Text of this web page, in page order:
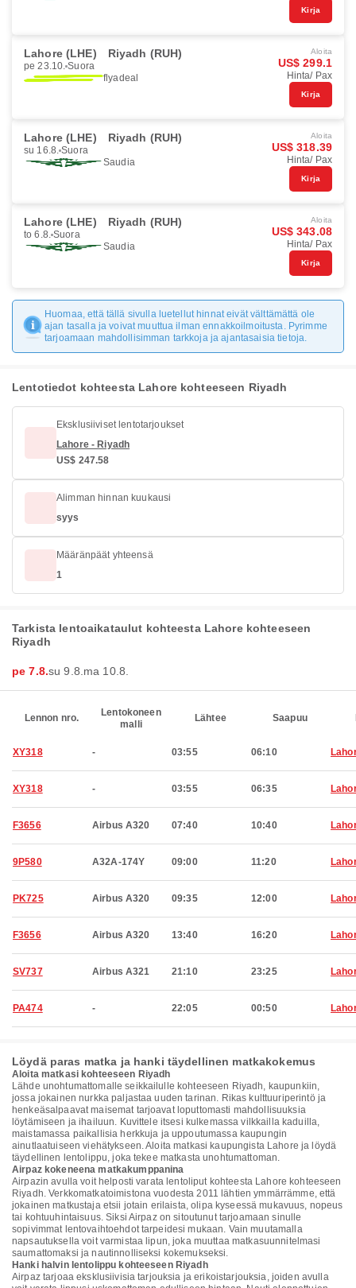
Kirja
Lahore (LHE) Riyadh (RUH)
pe 23.10. Suora
flyadeal
Aloita
US$ 299.1
Hinta/ Pax
Kirja
Lahore (LHE) Riyadh (RUH)
su 16.8. Suora
Saudia
Aloita
US$ 318.39
Hinta/ Pax
Kirja
Lahore (LHE) Riyadh (RUH)
to 6.8. Suora
Saudia
Aloita
US$ 343.08
Hinta/ Pax
Kirja
Huomaa, että tällä sivulla luetellut hinnat eivät välttämättä ole
ajan tasalla ja voivat muuttua ilman ennakkoilmoitusta. Pyrimme
tarjoamaan mahdollisimman tarkkoja ja ajantasaisia tietoja.
Lentotiedot kohteesta Lahore kohteeseen Riyadh
Eksklusiiviset lentotarjoukset
Lahore - Riyadh
US$ 247.58
Alimman hinnan kuukausi
syys
Määränpäät yhteensä
1
Tarkista lentoaikataulut kohteesta Lahore kohteeseen
Riyadh
pe 7.8.su 9.8. ma 10.8.
Lennon nro.
Lentokoneen
malli
Lähtee Saapuu
XY318 - 03:55 06:10
XY318 - 03:55 06:35
F3656 Airbus A320 07:40 10:40
9P580 A32A-174Y 09:00 11:20
PK725 Airbus A320 09:35 12:00
F3656 Airbus A320 13:40 16:20
SV737 Airbus A321 21:10 23:25
PA474 - 22:05 00:50
Löydä paras matka ja hanki täydellinen matkakokemus
Aloita matkasi kohteeseen Riyadh
Lähde unohtumattomalle seikkailulle kohteeseen Riyadh, kaupunkiin,
jossa jokainen nurkka paljastaa uuden tarinan. Rikas kulttuuriperintö ja
henkeäsalpaavat maisemat tarjoavat loputtomasti mahdollisuuksia
löytämiseen ja ihailuun. Kuvittele itsesi kulkemassa vilkkailla kaduilla,
maistamassa paikallisia herkkuja ja uppoutumassa kaupungin
ainutlaatuiseen viehätykseen. Aloita matkasi kaupungista Lahore ja löydä
täydellinen lentolippu, joka tekee matkasta unohtumattoman.
Airpaz kokeneena matkakumppanina
Airpazin avulla voit helposti varata lentoliput kohteesta Lahore kohteeseen
Riyadh. Verkkomatkatoimistona vuodesta 2011 lähtien ymmärrämme, että
jokainen matkustaja etsii jotain erilaista, olipa kyseessä mukavuus, nopeus
tai kohtuuhintaisuus. Siksi Airpaz on sitoutunut tarjoamaan sinulle
sopivimmat lentovaihtoehdot tarpeidesi mukaan. Vain muutamalla
napsautuksella voit varmistaa lipun, joka muuttaa matkasuunnitelmasi
saumattomaksi ja nautinnolliseksi kokemukseksi.
Hanki halvin lentolippu kohteeseen Riyadh
Airpaz tarjoaa eksklusiivisia tarjouksia ja erikoistarjouksia, joiden avulla